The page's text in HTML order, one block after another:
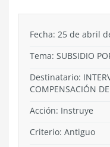
Fecha: 25 de abril
Tema: SUBSIDIO
Destinatario:
COMPENSACIÓN
Acción: Instruye
Criterio: Antiguo